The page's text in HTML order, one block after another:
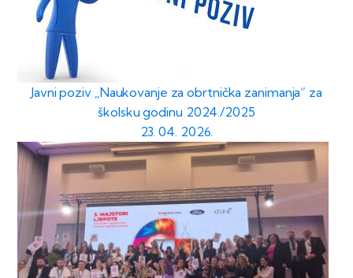
Javni poziv „Naukovanje za obrtnička zanimanja“ za
školsku godinu 2024./2025
23. 04. 2026.